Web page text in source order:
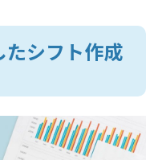
シフト作成